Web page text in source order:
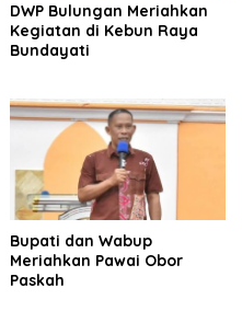
DWP Bulungan Meriahkan
Kegiatan di Kebun Raya
Bundayati
Bupati dan Wabup
Meriahkan Pawai Obor
Paskah